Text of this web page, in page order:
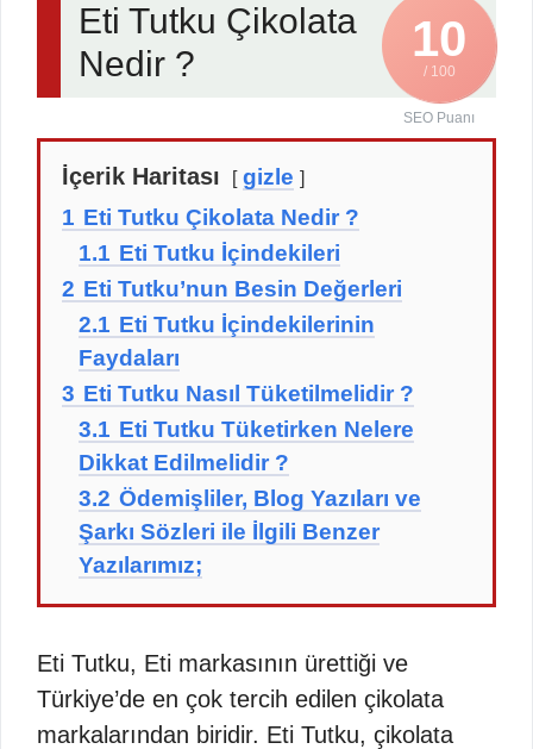
10
/ 100
SEO Puanı
Eti Tutku Çikolata
Nedir ?
İçerik Haritası
gizle
1 Eti Tutku Çikolata Nedir ?
1.1 Eti Tutku İçindekileri
2 Eti Tutku’nun Besin Değerleri
2.1 Eti Tutku İçindekilerinin
Faydaları
3 Eti Tutku Nasıl Tüketilmelidir ?
3.1 Eti Tutku Tüketirken Nelere
Dikkat Edilmelidir ?
3.2 Ödemişliler, Blog Yazıları ve
Şarkı Sözleri ile İlgili Benzer
Yazılarımız;
Eti Tutku, Eti markasının ürettiği ve
Türkiye’de en çok tercih edilen çikolata
markalarından biridir. Eti Tutku, çikolata